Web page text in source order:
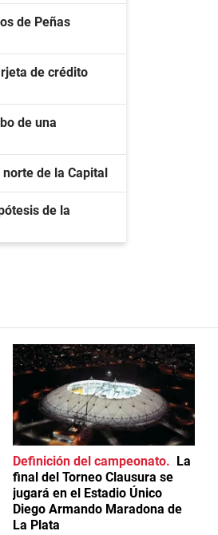
de Peñas
de crédito
de una
de la Capital
de la
Definición del campeonato
La
final del Torneo Clausura se
jugará en el Estadio Único
Diego Armando Maradona de
La Plata